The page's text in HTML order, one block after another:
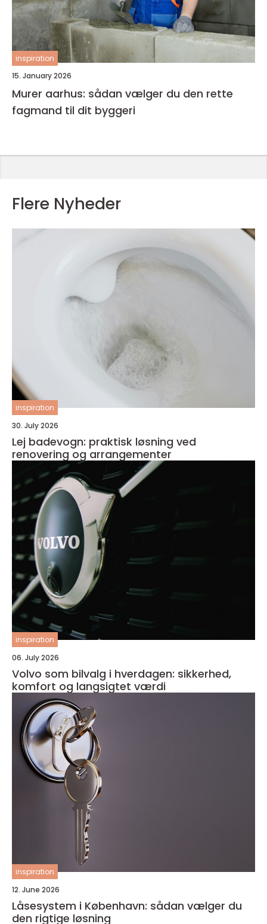
inspiration
15. January 2026
Murer aarhus: sådan vælger du den rette
fagmand til dit byggeri
Flere Nyheder
inspiration
30. July 2026
Lej badevogn: praktisk løsning ved
renovering og arrangementer
inspiration
06. July 2026
Volvo som bilvalg i hverdagen: sikkerhed,
komfort og langsigtet værdi
inspiration
12. June 2026
Låsesystem i København: sådan vælger du
den rigtige løsning